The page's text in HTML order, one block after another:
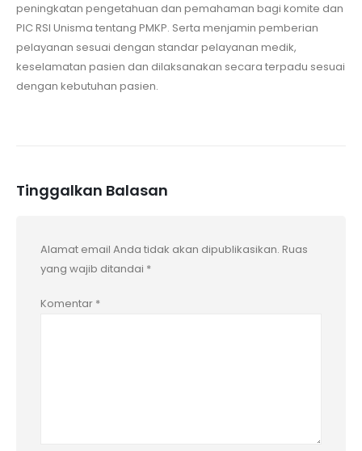
peningkatan pengetahuan dan pemahaman bagi komite dan
PIC RSI Unisma tentang PMKP. Serta menjamin pemberian
pelayanan sesuai dengan standar pelayanan medik,
keselamatan pasien dan dilaksanakan secara terpadu sesuai
dengan kebutuhan pasien.
Tinggalkan Balasan
Alamat email Anda tidak akan dipublikasikan. Ruas
yang wajib ditandai *
Komentar *